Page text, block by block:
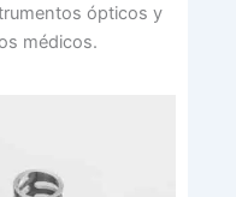
ópticos y
médicos.